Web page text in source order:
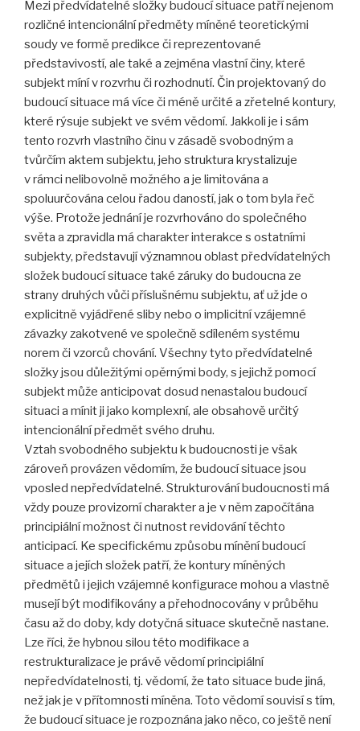
Mezi předvídatelné složky budoucí situace patří nejenom
rozličné intencionální předměty míněné teoretickými
soudy ve formě predikce či reprezentované
představivostí, ale také a zejména vlastní činy, které
subjekt míní v rozvrhu či rozhodnutí. Čin projektovaný do
budoucí situace má více či méně určité a zřetelné kontury,
které rýsuje subjekt ve svém vědomí. Jakkoli je i sám
tento rozvrh vlastního činu v zásadě svobodným a
tvůrčím aktem subjektu, jeho struktura krystalizuje
v rámci nelibovolně možného a je limitována a
spoluurčována celou řadou daností, jak o tom byla řeč
výše. Protože jednání je rozvrhováno do společného
světa a zpravidla má charakter interakce s ostatními
subjekty, představují významnou oblast předvídatelných
složek budoucí situace také záruky do budoucna ze
strany druhých vůči příslušnému subjektu, ať už jde o
explicitně vyjádřené sliby nebo o implicitní vzájemné
závazky zakotvené ve společně sdíleném systému
norem či vzorců chování. Všechny tyto předvídatelné
složky jsou důležitými opěrnými body, s jejichž pomocí
subjekt může anticipovat dosud nenastalou budoucí
situaci a mínit ji jako komplexní, ale obsahově určitý
intencionální předmět svého druhu.
Vztah svobodného subjektu k budoucnosti je však
zároveň provázen vědomím, že budoucí situace jsou
vposled nepředvídatelné. Strukturování budoucnosti má
vždy pouze provizorní charakter a je v něm započítána
principiální možnost či nutnost revidování těchto
anticipací. Ke specifickému způsobu mínění budoucí
situace a jejích složek patří, že kontury míněných
předmětů i jejich vzájemné konfigurace mohou a vlastně
musejí být modifikovány a přehodnocovány v průběhu
času až do doby, kdy dotyčná situace skutečně nastane.
Lze říci, že hybnou silou této modifikace a
restrukturalizace je právě vědomí principiální
nepředvídatelnosti, tj. vědomí, že tato situace bude jiná,
než jak je v přítomnosti míněna. Toto vědomí souvisí s tím,
že budoucí situace je rozpoznána jako něco, co ještě není